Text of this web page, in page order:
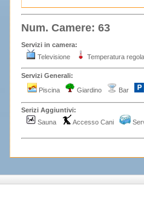
Num. Camere: 63
Servizi in camera:
Televisione
Temperatura
Servizi Generali:
Piscina
Giardino Bar
Serizi Aggiuntivi:
Sauna
Accesso Cani